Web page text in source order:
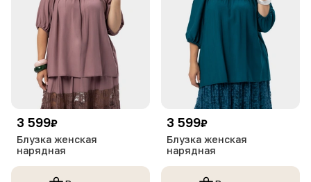
3 599₽
Блузка женская
нарядная
3 599₽
Блузка женская
нарядная